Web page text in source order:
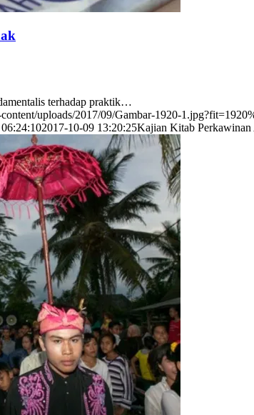
terhadap praktik…
uploads/2017/09/Gambar-1920-
2017-10-09 13:20:25Kajian Kitab Perkawinan